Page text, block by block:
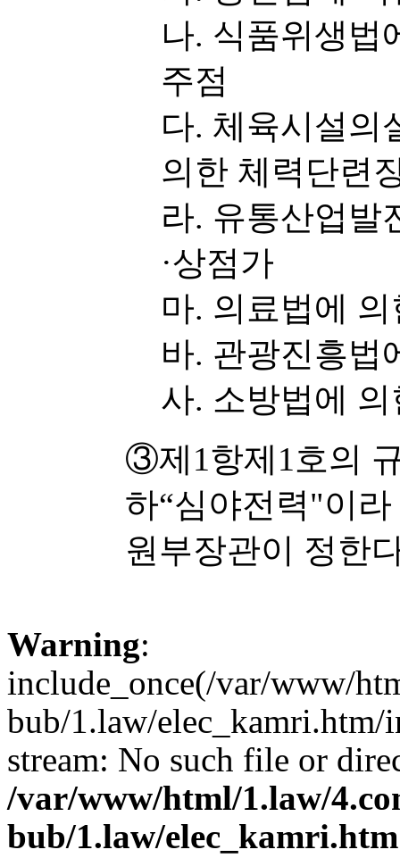
나. 식품위생법
주점
다. 체육시설의
의한 체력단련
라. 유통산업발
·상점가
마. 의료법에
바. 관광진흥법
사. 소방법에
③제1항제1호의
하“심야전력"이
원부장관이 정한
Warning:
include_once(/var/www/
bub/1.law/
stream: No such file or
/var/www/html/1.law/
bub/1.law/elec_kamri.htm